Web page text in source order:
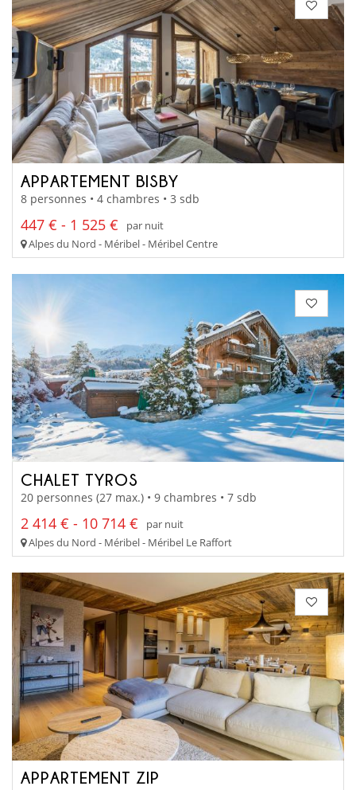
APPARTEMENT BISBY
8 personnes • 4 chambres • 3 sdb
447 € - 1 525 €
par nuit
Alpes du Nord - Méribel - Méribel Centre
CHALET TYROS
20 personnes (27 max.) • 9 chambres • 7 sdb
2 414 € - 10 714 €
par nuit
Alpes du Nord - Méribel - Méribel Le Raffort
APPARTEMENT ZIP